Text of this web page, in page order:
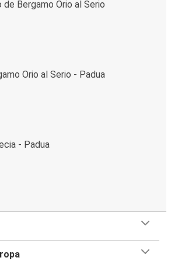
Bergamo Orio al Serio
Orio al Serio - Padua
- Padua